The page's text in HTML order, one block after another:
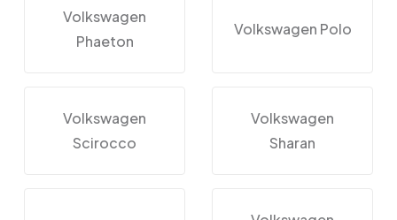
Volkswagen
Phaeton
Volkswagen Polo
Volkswagen
Scirocco
Volkswagen
Sharan